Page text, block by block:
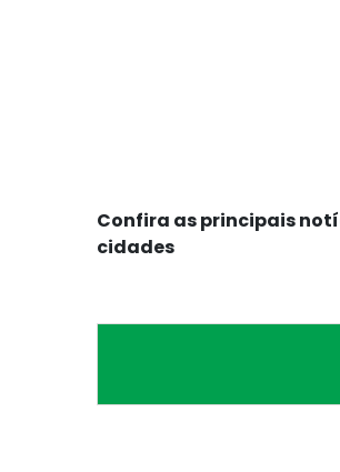
Confira as principais
cidades